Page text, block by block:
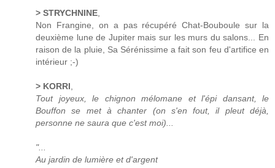
> STRYCHNINE
Non Frangine, on a pas récupéré Chat-Bouboule sur la
deuxième lune de Jupiter mais sur les murs du salons... En
raison de la pluie, Sa Sérénissime a fait son feu d'artifice en
intérieur ;-)
> KORRI
Tout joyeux, le chignon mélomane et l'épi dansant, le
Bouffon se met à chanter (on s'en fout, il pleut déjà,
personne ne saura que c'est moi)...
"...
Au jardin de lumière et d'argent